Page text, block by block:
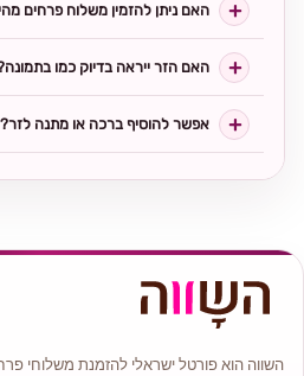
האם ניתן להזמין משלוח פרחים
האם הזר ייראה בדיוק כמו
אפשר להוסיף ברכה או מתנה לזר?
השווה הוא פורטל ישראלי להזמנת משלוחי